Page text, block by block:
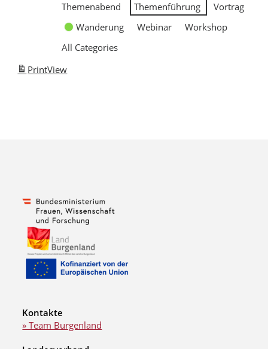
Themenabend
Themenführung
Vortrag
Wanderung
Webinar
Workshop
All Categories
PrintView
Kontakte
» Team Burgenland